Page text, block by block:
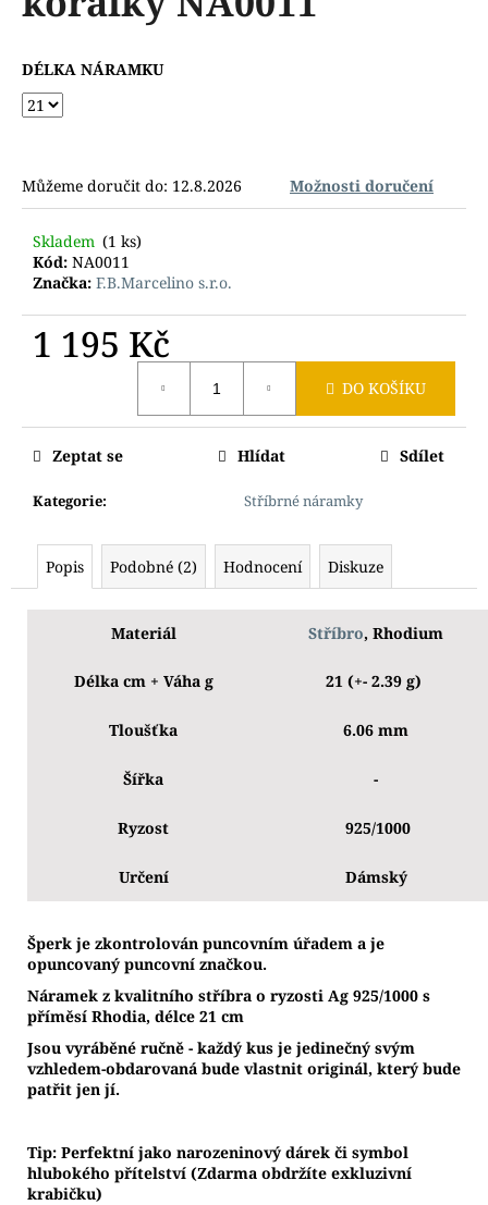
z
DÉLKA NÁRAMKU
Můžeme doručit do: 12.8.2026 Možnosti doručení
Skladem (1 ks)
Kód: NA0011
Značka: F.B.Marcelino s.r.o.
1 195 Kč
DO KOŠÍKU
Kategorie: Stříbrné náramky
Zeptat se Hlídat Sdílet
Popis Podobné (2) Hodnocení Diskuze
Materiál Stříbro, Rhodium
Délka cm + Váha g 21 (+- 2.39 g)
Tloušťka 6.06 mm
Šířka -
Ryzost 925/1000
Určení Dámský
Šperk je zkontrolován puncovním úřadem a je
opuncovaný puncovní značkou.
Náramek z kvalitního stříbra o ryzosti Ag 925/1000 s
příměsí Rhodia, délce 21 cm
Jsou vyráběné ručně - každý kus je jedinečný svým
vzhledem-obdarovaná bude vlastnit originál, který bude
patřit jen jí.
Tip: Perfektní jako narozeninový dárek či symbol
hlubokého přítelství (Zdarma obdržíte exkluzivní
krabičku)
e
m
e